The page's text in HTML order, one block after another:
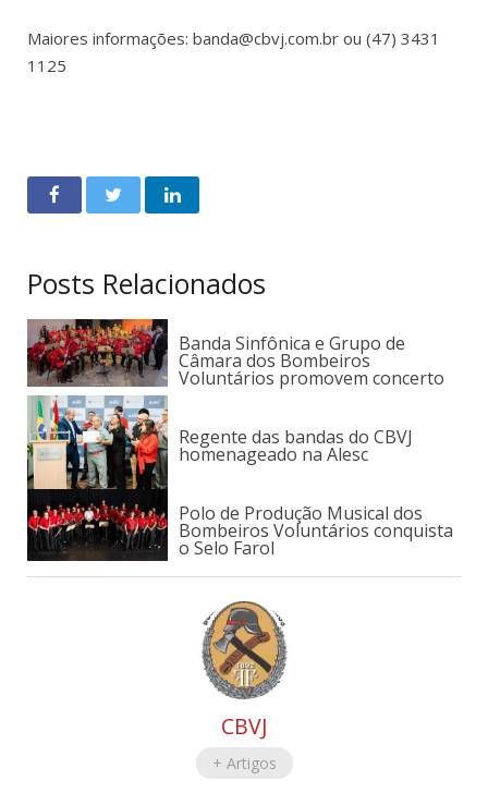
Maiores informações: banda@cbvj.com.br ou (47) 3431
1125
Posts Relacionados
Banda Sinfônica e Grupo de
Câmara dos Bombeiros
Voluntários promovem concerto
Regente das bandas do CBVJ
homenageado na Alesc
Polo de Produção Musical dos
Bombeiros Voluntários conquista
o Selo Farol
CBVJ
+ Artigos